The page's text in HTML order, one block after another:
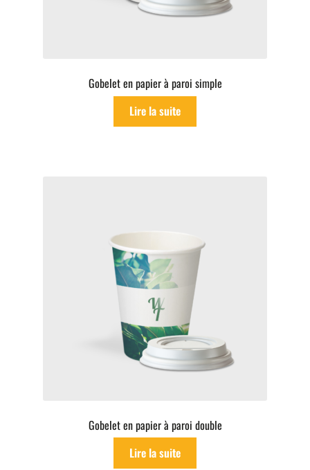
Gobelet en papier à paroi simple
Lire la suite
Gobelet en papier à paroi double
Lire la suite